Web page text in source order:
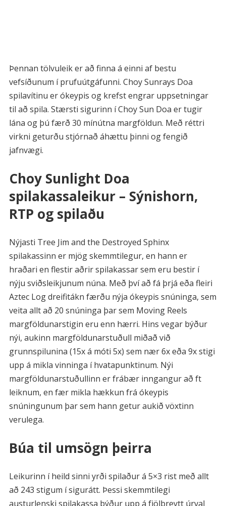
Þennan tölvuleik er að finna á einni af bestu
vefsíðunum í prufuútgáfunni. Choy Sunrays Doa
spilavítinu er ókeypis og krefst engrar uppsetningar
til að spila. Stærsti sigurinn í Choy Sun Doa er tugir
lána og þú færð 30 mínútna margföldun. Með réttri
virkni geturðu stjórnað áhættu þinni og fengið
jafnvægi.
Choy Sunlight Doa
spilakassaleikur – Sýnishorn,
RTP og spilaðu
Nýjasti Tree Jim and the Destroyed Sphinx
spilakassinn er mjög skemmtilegur, en hann er
hraðari en flestir aðrir spilakassar sem eru bestir í
nýju sviðsleikjunum núna. Með því að fá þrjá eða fleiri
Aztec Log dreifitákn færðu nýja ókeypis snúninga, sem
veita allt að 20 snúninga þar sem Moving Reels
margföldunarstigin eru enn hærri. Hins vegar býður
nýi, aukinn margföldunarstuðull miðað við
grunnspilunina (15x á móti 5x) sem nær 6x eða 9x stigi
upp á mikla vinninga í hvatapunktinum. Nýi
margföldunarstuðullinn er frábær inngangur að ft
leiknum, en fær mikla hækkun frá ókeypis
snúningunum þar sem hann getur aukið vöxtinn
verulega.
Búa til umsögn þeirra
Leikurinn í heild sinni yrði spilaður á 5×3 rist með allt
að 243 stigum í sigurátt. Þessi skemmtilegi
austurlenski spilakassa býður upp á fjölbreytt úrval